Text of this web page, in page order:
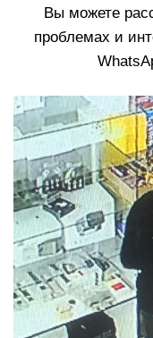
Вы можете
проблемах и